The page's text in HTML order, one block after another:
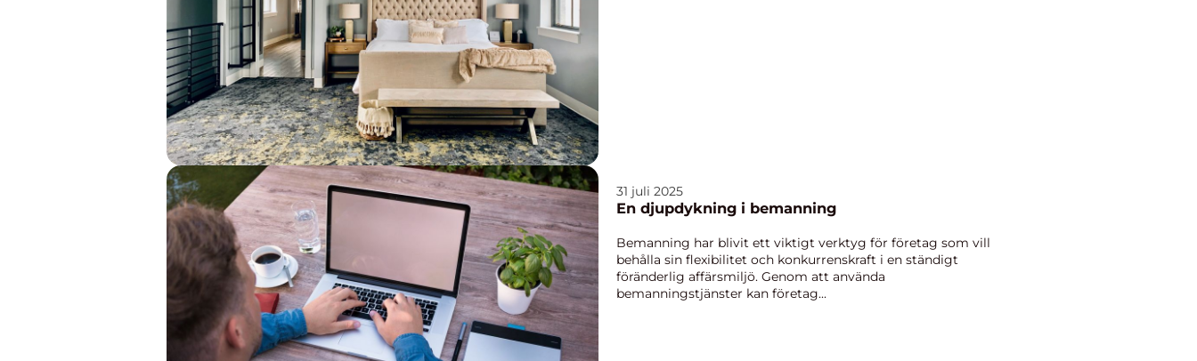
31 juli 2025
En djupdykning i bemanning
Bemanning har blivit ett viktigt verktyg för företag som vill
behålla sin flexibilitet och konkurrenskraft i en ständigt
föränderlig affärsmiljö. Genom att använda
bemanningstjänster kan företag...